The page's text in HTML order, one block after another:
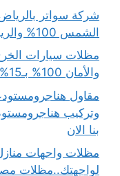
شركة سواتر
الشمس 100% والرياح.الأمطار بتصاميم سواتر مودرن
مظلات سيارات
والأمان 100% بـ15%خصم فوري
بنا الان
مظلات واجهات
لواجهتك..مظلات